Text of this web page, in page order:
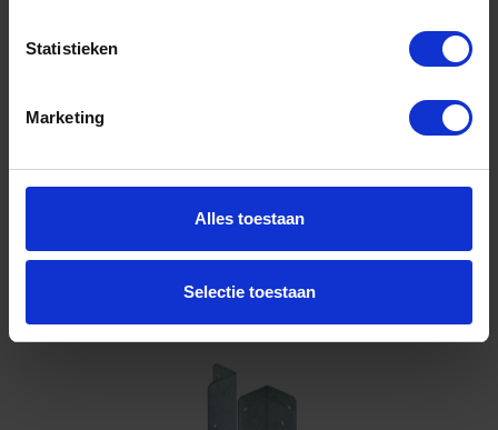
Statistieken
Marketing
Alles toestaan
Selectie toestaan
Prijs per 1 Stuk
+